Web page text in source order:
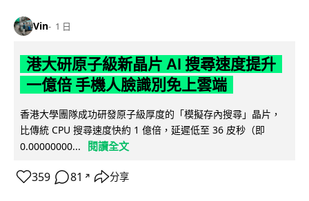
Vin 1 日
港大研原子級新晶片 AI 搜尋速度提升
一億倍 手機人臉識別免上雲端
香港大學團隊成功研發原子級厚度的「模擬存內搜尋」晶片，
比傳統 CPU 搜尋速度快約 1 億倍，延遲低至 36 皮秒（即
0.00000000...
閱讀全文
359 81 ↗ 分享